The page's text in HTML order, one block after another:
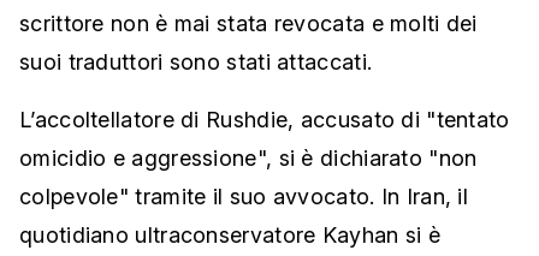
scrittore non è mai stata revocata e molti dei
suoi traduttori sono stati attaccati.
L’accoltellatore di Rushdie, accusato di "tentato
omicidio e aggressione", si è dichiarato "non
colpevole" tramite il suo avvocato. In Iran, il
quotidiano ultraconservatore Kayhan si è